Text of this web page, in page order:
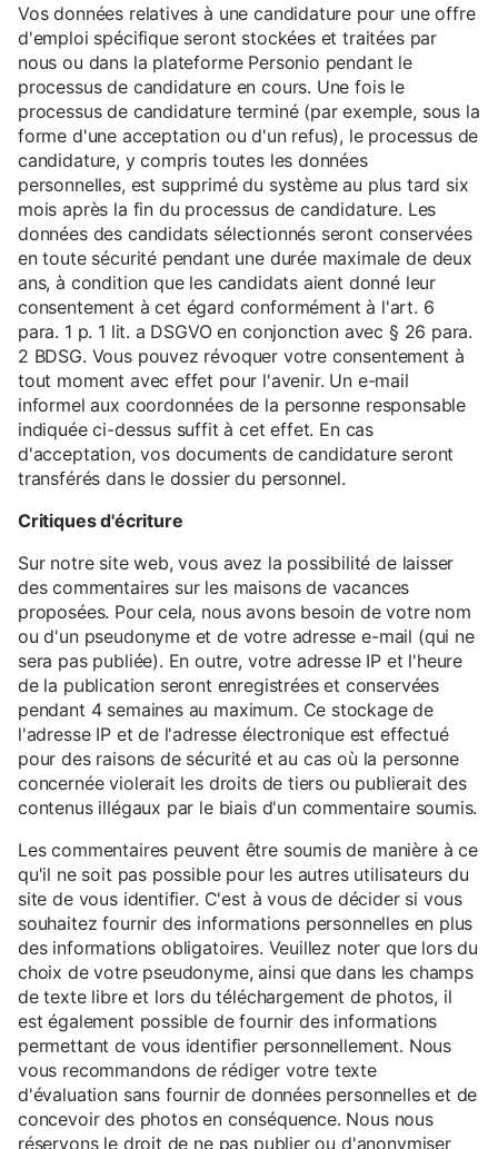
Vos données relatives à une candidature pour une offre
d'emploi spécifique seront stockées et traitées par
nous ou dans la plateforme Personio pendant le
processus de candidature en cours. Une fois le
processus de candidature terminé (par exemple, sous la
forme d'une acceptation ou d'un refus), le processus de
candidature, y compris toutes les données
personnelles, est supprimé du système au plus tard six
mois après la fin du processus de candidature. Les
données des candidats sélectionnés seront conservées
en toute sécurité pendant une durée maximale de deux
ans, à condition que les candidats aient donné leur
consentement à cet égard conformément à l'art. 6
para. 1 p. 1 lit. a DSGVO en conjonction avec § 26 para.
2 BDSG. Vous pouvez révoquer votre consentement à
tout moment avec effet pour l'avenir. Un e-mail
informel aux coordonnées de la personne responsable
indiquée ci-dessus suffit à cet effet. En cas
d'acceptation, vos documents de candidature seront
transférés dans le dossier du personnel.
Critiques d'écriture
Sur notre site web, vous avez la possibilité de laisser
des commentaires sur les maisons de vacances
proposées. Pour cela, nous avons besoin de votre nom
ou d'un pseudonyme et de votre adresse e-mail (qui ne
sera pas publiée). En outre, votre adresse IP et l'heure
de la publication seront enregistrées et conservées
pendant 4 semaines au maximum. Ce stockage de
l'adresse IP et de l'adresse électronique est effectué
pour des raisons de sécurité et au cas où la personne
concernée violerait les droits de tiers ou publierait des
contenus illégaux par le biais d'un commentaire soumis.
Les commentaires peuvent être soumis de manière à ce
qu'il ne soit pas possible pour les autres utilisateurs du
site de vous identifier. C'est à vous de décider si vous
souhaitez fournir des informations personnelles en plus
des informations obligatoires. Veuillez noter que lors du
choix de votre pseudonyme, ainsi que dans les champs
de texte libre et lors du téléchargement de photos, il
est également possible de fournir des informations
permettant de vous identifier personnellement. Nous
vous recommandons de rédiger votre texte
d'évaluation sans fournir de données personnelles et de
concevoir des photos en conséquence. Nous nous
réservons le droit de ne pas publier ou d'anonymiser